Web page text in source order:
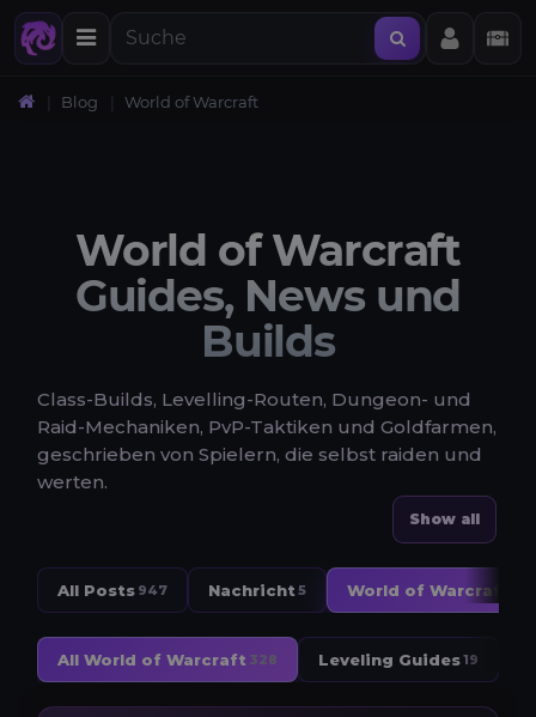
Blog World of Warcraft
World of Warcraft
Guides, News und
Builds
Class-Builds, Levelling-Routen, Dungeon- und
Raid-Mechaniken, PvP-Taktiken und Goldfarmen,
geschrieben von Spielern, die selbst raiden und
werten.
Show all
All Posts 947 Nachricht 5 World of Warcraft
All World of Warcraft 328 Leveling Guides19